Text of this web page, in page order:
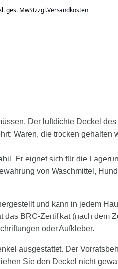
ges. MwStzzgl.Versandkosten
Der luftdichte Deckel
Waren, die trocken gehalten
Er eignet sich für die
von Waschmittel,
und kann in jedem
BRC-Zertifikat (nach dem
oder Aufkleber.
ausgestattet. Der
Sie den Deckel nicht